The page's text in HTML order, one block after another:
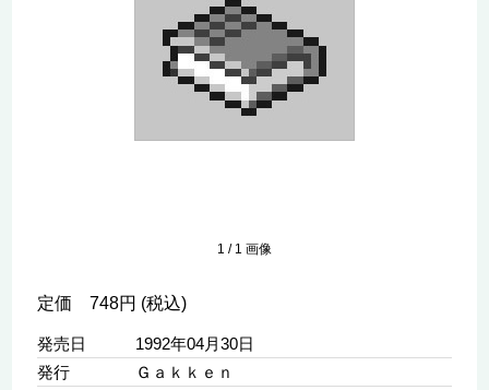
1 / 1 画像
定価 748円 (税込)
発売日
1992年04月30日
発行
Ｇａｋｋｅｎ